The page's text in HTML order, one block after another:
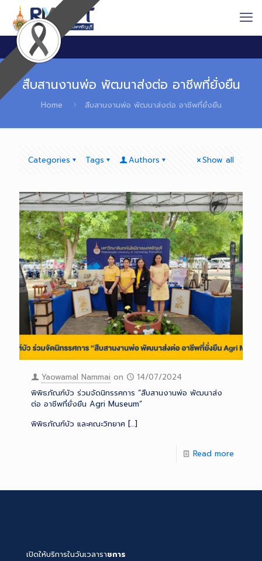
สืบสานงานพ่อ พัฒนาส่งต่อ อาชีพที่ยั่งยืน
Home สืบสานงานพ่อ พัฒนาส่งต่อ อาชีพที่ยั่งยืน
Categories Tags Authors Show all
Yaowamal Nammai on
14/07/2024
พิพิธภัณฑ์บัว ร่วมจัดนิทรรศการ “สืบสานงานพ่อ พัฒนาส่ง
ต่อ อาชีพที่ยั่งยืน Agri Museum”
พิพิธภัณฑ์บัว และคณะวิทยาศ […]
Read more
เปิดให้บริการในวันเวลาราชการ